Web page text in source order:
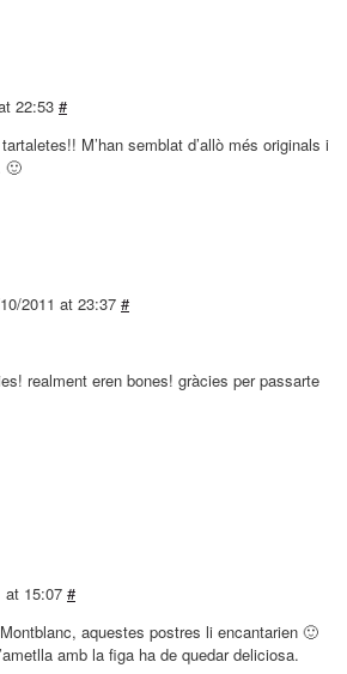
22:53 #
M’han semblat d’allò més originals i
🙂
2011 at 23:37 #
realment eren bones! gràcies per passarte
at 15:07 #
aquestes postres li encantarien 🙂
amb la figa ha de quedar deliciosa.